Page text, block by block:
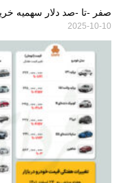
صفر -تا -صد دلار سهمیه
2025-10-10